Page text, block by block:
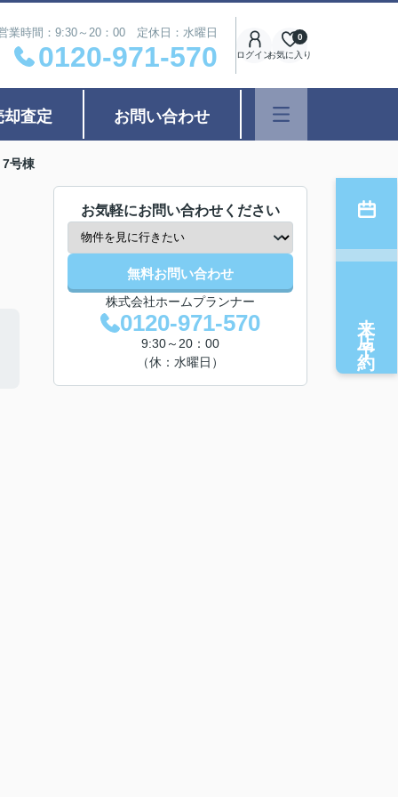
業時間：9:30～20：00 定休日：水曜日
0120-971-570 ログインお気に入り
0
却査定 お問い合わせ
号棟
お気軽にお問い合わせください
無料お問い合わせ
株式会社ホームプランナー
0120-971-570
9:30～20：00
（休：水曜日）
来店予約